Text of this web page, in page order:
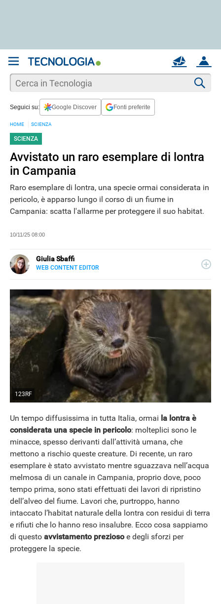
ACCOUNT
MAIL
NEWS
Seguici su: Google Discover Fonti preferite
HOME SCIENZA
SCIENZA
Avvistato un raro esemplare di lontra
in Campania
Raro esemplare di lontra, una specie ormai considerata in
pericolo, è apparso lungo il corso di un fiume in
Campania: scatta l'allarme per proteggere il suo habitat.
10/11/25 08:00
Giulia Sbaffi
WEB CONTENT EDITOR
LINKEDIN
informata su ciò che accade intorno a me, dedicando
tanto tempo alla lettura (meglio se su carta).
123RF
Un tempo diffusissima in tutta Italia, ormai la lontra è
considerata una specie in pericolo: molteplici sono le
minacce, spesso derivanti dall’attività umana, che
mettono a rischio queste creature. Di recente, un raro
esemplare è stato avvistato mentre sguazzava nell’acqua
melmosa di un canale in Campania, proprio dove, poco
tempo prima, sono stati effettuati dei lavori di ripristino
dell’alveo del fiume. Lavori che, purtroppo, hanno
intaccato l’habitat naturale della lontra con residui di terra
e rifiuti che lo hanno reso insalubre. Ecco cosa sappiamo
di questo avvistamento preziosoe degli sforzi per
proteggere la specie.